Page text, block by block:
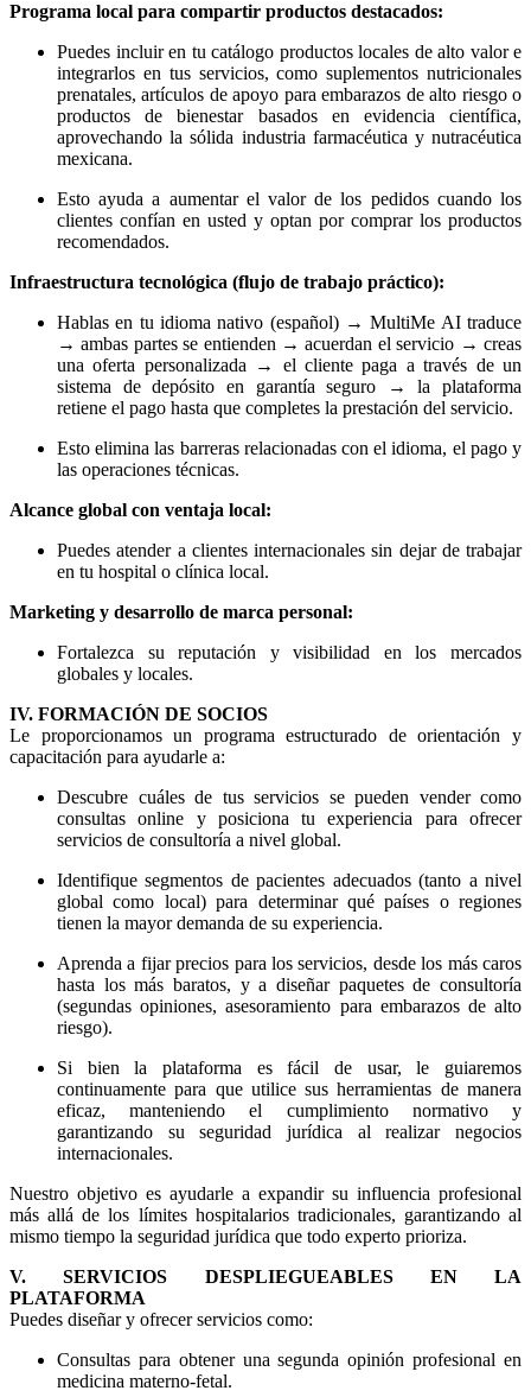
Programa local para compartir productos destacados:
Puedes incluir en tu catálogo productos locales de alto valor e
integrarlos en tus servicios, como suplementos nutricionales
prenatales, artículos de apoyo para embarazos de alto riesgo o
productos de bienestar basados en evidencia científica,
aprovechando la sólida industria farmacéutica y nutracéutica
mexicana.
Esto ayuda a aumentar el valor de los pedidos cuando los
clientes confían en usted y optan por comprar los productos
recomendados.
Infraestructura tecnológica (flujo de trabajo práctico):
Hablas en tu idioma nativo (español) → MultiMe AI traduce
→ ambas partes se entienden → acuerdan el servicio → creas
una oferta personalizada → el cliente paga a través de un
sistema de depósito en garantía seguro → la plataforma
retiene el pago hasta que completes la prestación del servicio.
Esto elimina las barreras relacionadas con el idioma, el pago y
las operaciones técnicas.
Alcance global con ventaja local:
Puedes atender a clientes internacionales sin dejar de trabajar
en tu hospital o clínica local.
Marketing y desarrollo de marca personal:
Fortalezca su reputación y visibilidad en los mercados
globales y locales.
IV. FORMACIÓN DE SOCIOS
Le proporcionamos un programa estructurado de orientación y
capacitación para ayudarle a:
Descubre cuáles de tus servicios se pueden vender como
consultas online y posiciona tu experiencia para ofrecer
servicios de consultoría a nivel global.
Identifique segmentos de pacientes adecuados (tanto a nivel
global como local) para determinar qué países o regiones
tienen la mayor demanda de su experiencia.
Aprenda a fijar precios para los servicios, desde los más caros
hasta los más baratos, y a diseñar paquetes de consultoría
(segundas opiniones, asesoramiento para embarazos de alto
riesgo).
Si bien la plataforma es fácil de usar, le guiaremos
continuamente para que utilice sus herramientas de manera
eficaz, manteniendo el cumplimiento normativo y
garantizando su seguridad jurídica al realizar negocios
internacionales.
Nuestro objetivo es ayudarle a expandir su influencia profesional
más allá de los límites hospitalarios tradicionales, garantizando al
mismo tiempo la seguridad jurídica que todo experto prioriza.
V. SERVICIOS DESPLIEGUEABLES EN LA
PLATAFORMA
Puedes diseñar y ofrecer servicios como:
Consultas para obtener una segunda opinión profesional en
medicina materno-fetal.